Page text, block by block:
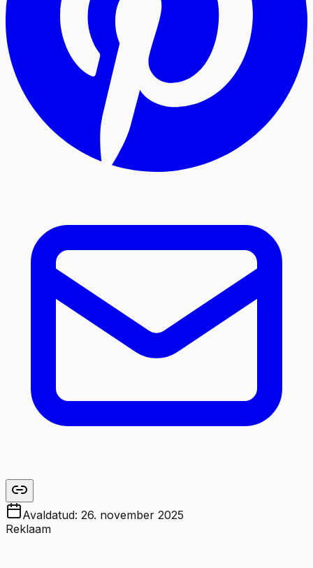
Avaldatud: 26. november 2025
Reklaam